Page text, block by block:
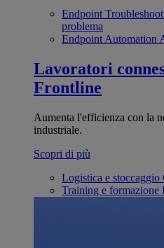
Endpoint
problema
Endpoint Automation
Lavoratori
Frontline
Aumenta l'efficienza con la
industriale.
Scopri di più
Logistica e stoccaggio
Training e formazione